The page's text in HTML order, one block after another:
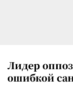
Лидер
ошибкой